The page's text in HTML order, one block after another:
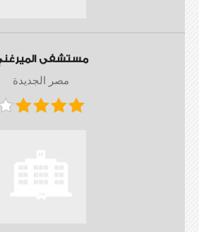
مستشفى الميرغني
مصر الجديدة